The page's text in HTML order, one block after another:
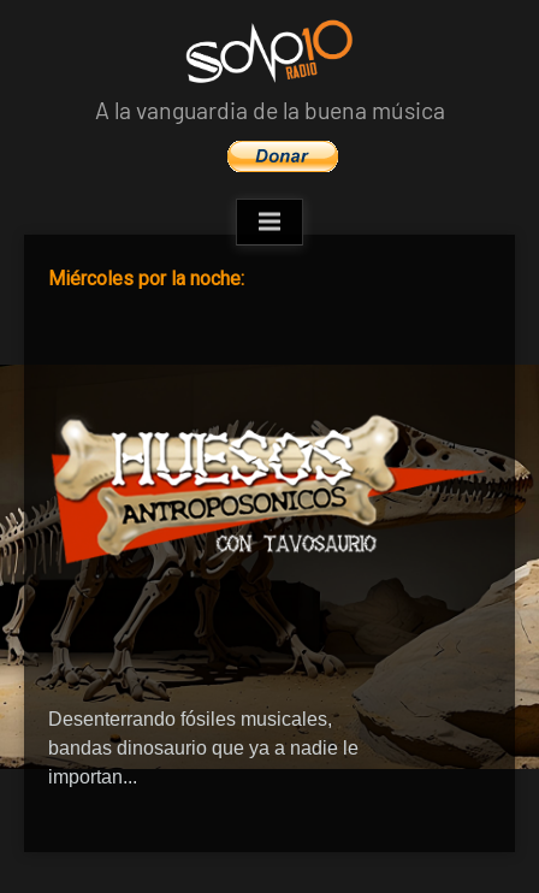
A la vanguardia de la buena música
Miércoles por la noche:
Desenterrando fósiles musicales,
bandas dinosaurio que ya a nadie le
importan...